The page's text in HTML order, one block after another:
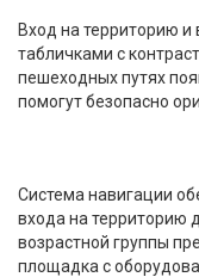
Вход на территорию
табличками с
пешеходных путях
помогут безопасно
Система навигации
входа на территорию
возрастной группы
площадка с